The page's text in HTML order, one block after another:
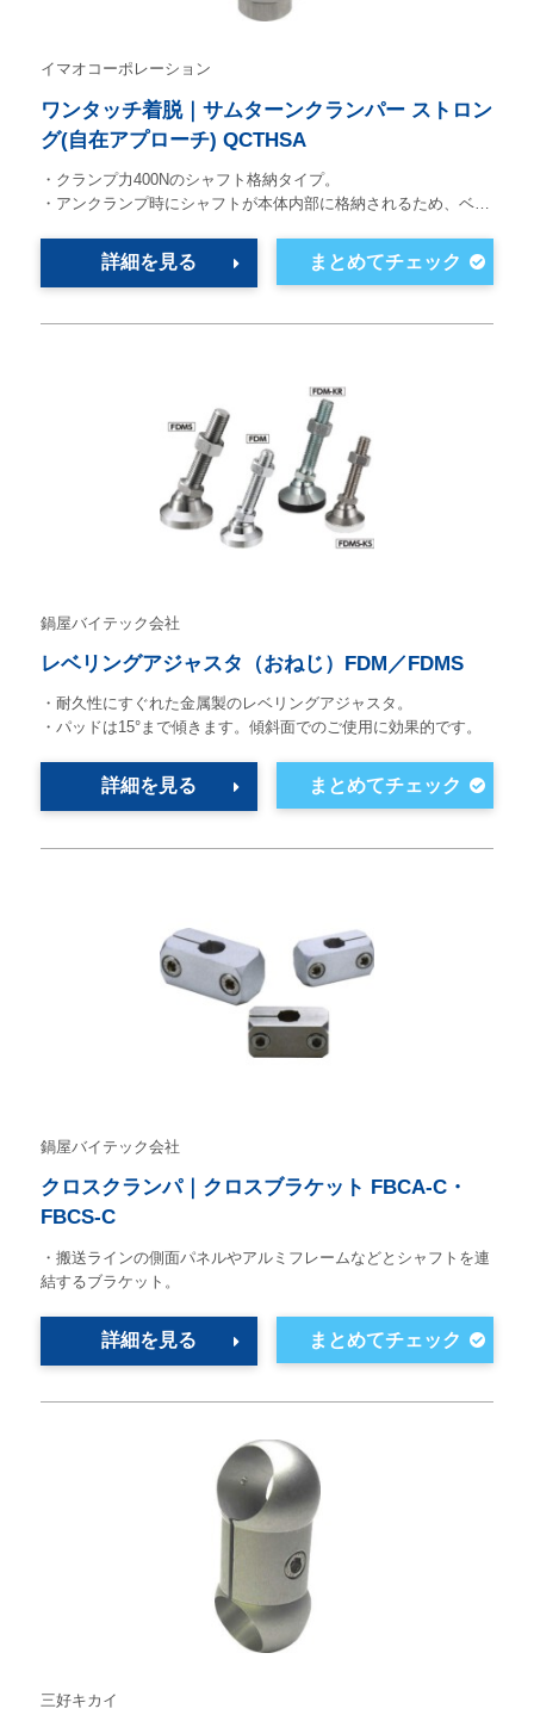
イマオコーポレーション
ワンタッチ着脱｜サムターンクランパー ストロン
グ(自在アプローチ) QCTHSA
・クランプ力400Nのシャフト格納タイプ。
・アンクランプ時にシャフトが本体内部に格納されるため、ベ…
詳細を見る
鍋屋バイテック会社
レベリングアジャスタ（おねじ）FDM／FDMS
・耐久性にすぐれた金属製のレベリングアジャスタ。
・パッドは15°まで傾きます。傾斜面でのご使用に効果的です。
詳細を見る
鍋屋バイテック会社
クロスクランパ｜クロスブラケット FBCA-C・
FBCS-C
・搬送ラインの側面パネルやアルミフレームなどとシャフトを連
結するブラケット。
詳細を見る
三好キカイ